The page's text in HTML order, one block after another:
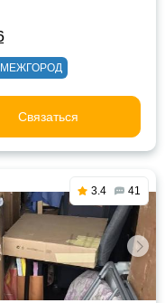
МЕЖГОРОД
Связаться
3.4 41